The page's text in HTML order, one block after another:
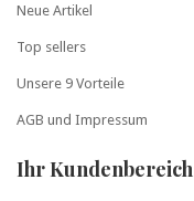
Neue Artikel
Top sellers
Unsere 9 Vorteile
AGB und Impressum
Ihr Kundenbereich